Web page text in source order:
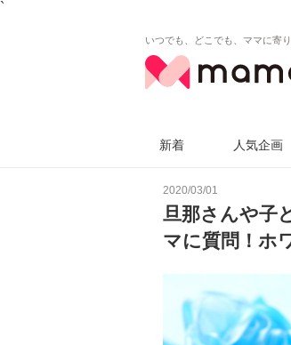
`
いつでも、どこでも、ママに寄
新着 人気企画
2020/03/01
旦那さんや子
マに質問！ホ